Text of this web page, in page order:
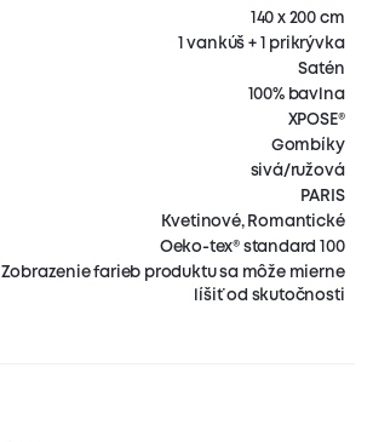
140 x 200 cm
1 vankúš + 1 prikrývka
Satén
100% bavlna
XPOSE®
Gombíky
sivá/ružová
PARIS
Kvetinové, Romantické
Oeko-tex® standard 100
Zobrazenie farieb produktu sa môže mierne
líšiť od skutočnosti